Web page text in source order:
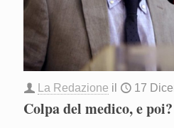
La Redazione il 17
Colpa del medico, e poi?